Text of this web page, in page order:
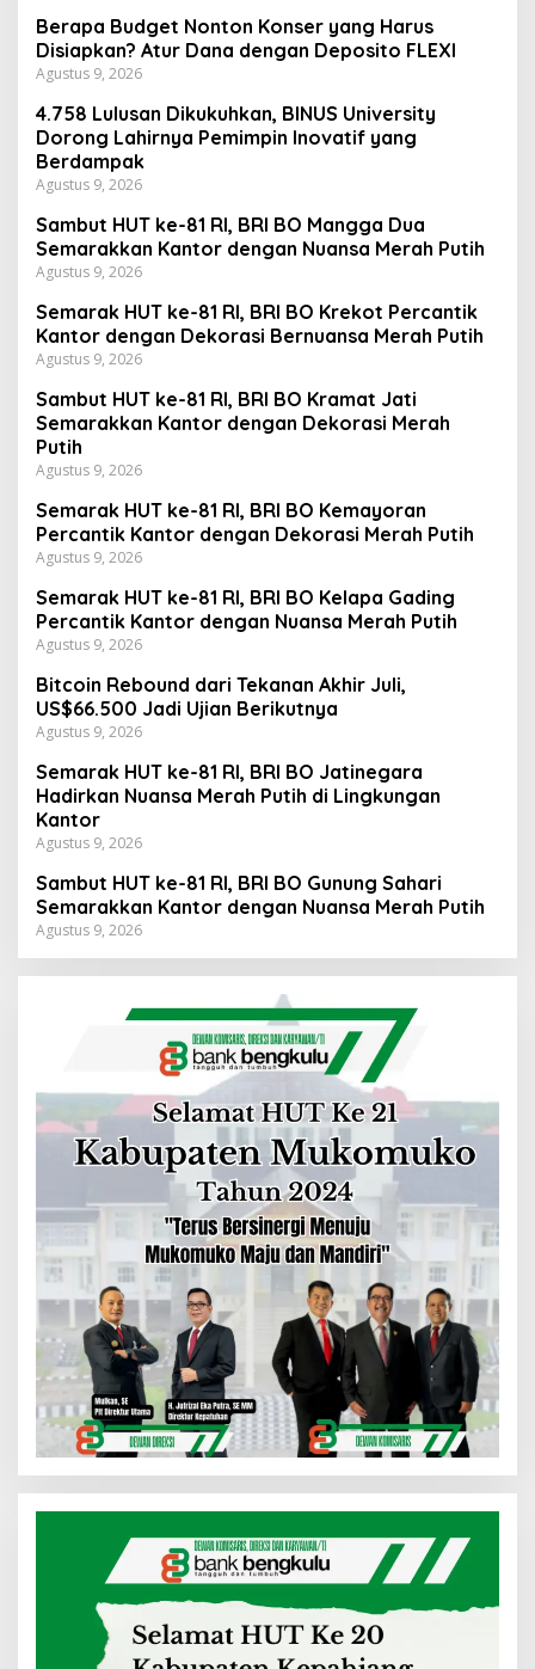
Berapa Budget Nonton Konser yang Harus
Disiapkan? Atur Dana dengan Deposito FLEXI
Agustus 9, 2026
4.758 Lulusan Dikukuhkan, BINUS University
Dorong Lahirnya Pemimpin Inovatif yang
Berdampak
Agustus 9, 2026
Sambut HUT ke-81 RI, BRI BO Mangga Dua
Semarakkan Kantor dengan Nuansa Merah Putih
Agustus 9, 2026
Semarak HUT ke-81 RI, BRI BO Krekot Percantik
Kantor dengan Dekorasi Bernuansa Merah Putih
Agustus 9, 2026
Sambut HUT ke-81 RI, BRI BO Kramat Jati
Semarakkan Kantor dengan Dekorasi Merah
Putih
Agustus 9, 2026
Semarak HUT ke-81 RI, BRI BO Kemayoran
Percantik Kantor dengan Dekorasi Merah Putih
Agustus 9, 2026
Semarak HUT ke-81 RI, BRI BO Kelapa Gading
Percantik Kantor dengan Nuansa Merah Putih
Agustus 9, 2026
Bitcoin Rebound dari Tekanan Akhir Juli,
US$66.500 Jadi Ujian Berikutnya
Agustus 9, 2026
Semarak HUT ke-81 RI, BRI BO Jatinegara
Hadirkan Nuansa Merah Putih di Lingkungan
Kantor
Agustus 9, 2026
Sambut HUT ke-81 RI, BRI BO Gunung Sahari
Semarakkan Kantor dengan Nuansa Merah Putih
Agustus 9, 2026